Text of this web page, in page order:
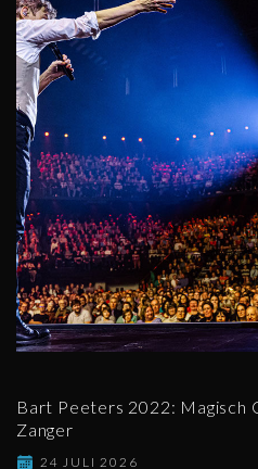
Bart Peeters 2022: Magisch
Zanger
24 JULI 2026